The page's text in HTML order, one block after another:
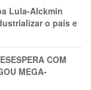
Lula-Alckmin
o país e
COM
MEGA-